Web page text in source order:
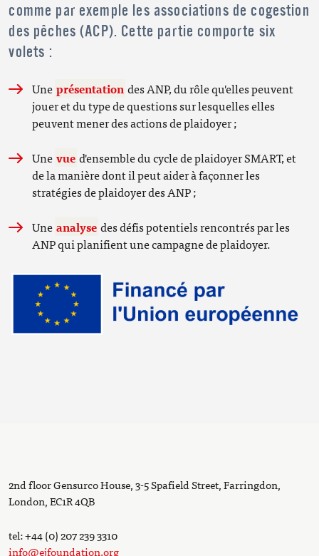
comme par exemple les associations de cogestion
des pêches (ACP). Cette partie comporte six
volets :
Uneprésentation des ANP, du rôle qu'elles peuvent
jouer et du type de questions sur lesquelles elles
peuvent mener des actions de plaidoyer ;
Unevue d'ensemble du cycle de plaidoyer SMART, et
de la manière dont il peut aider à façonner les
stratégies de plaidoyer des ANP ;
Uneanalyse des défis potentiels rencontrés par les
ANP qui planifient une campagne de plaidoyer.
2nd floor Gensurco House, 3-5 Spafield Street, Farringdon,
London, EC1R 4QB
tel: +44 (0) 207 239 3310
info@ejfoundation.org